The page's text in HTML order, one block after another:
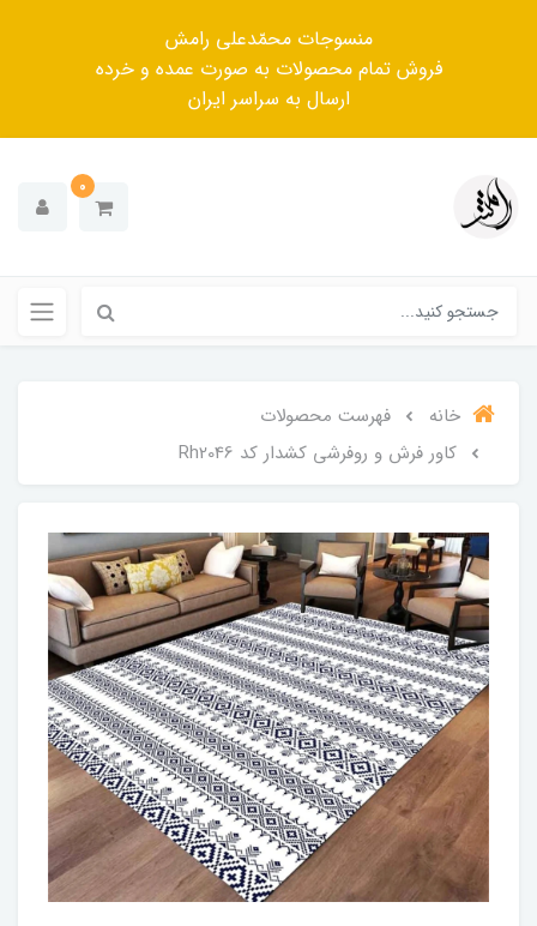
منسوجات محمّدعلی رامش
فروش تمام محصولات به صورت عمده و خرده
ارسال به سراسر ایران
0
خانه
فهرست محصولات
کاور فرش و روفرشی کشدار کد Rh2046